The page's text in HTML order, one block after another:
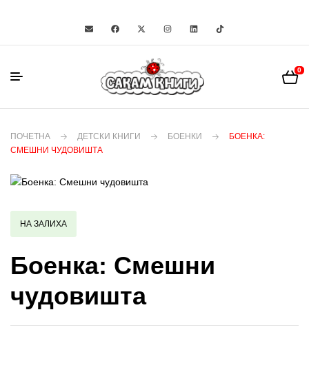
0
ПОЧЕТНА ДЕТСКИ КНИГИ БОЕНКИ
БОЕНКА:
СМЕШНИ ЧУДОВИШТА
НА ЗАЛИХА
Боенка: Смешни
чудовишта